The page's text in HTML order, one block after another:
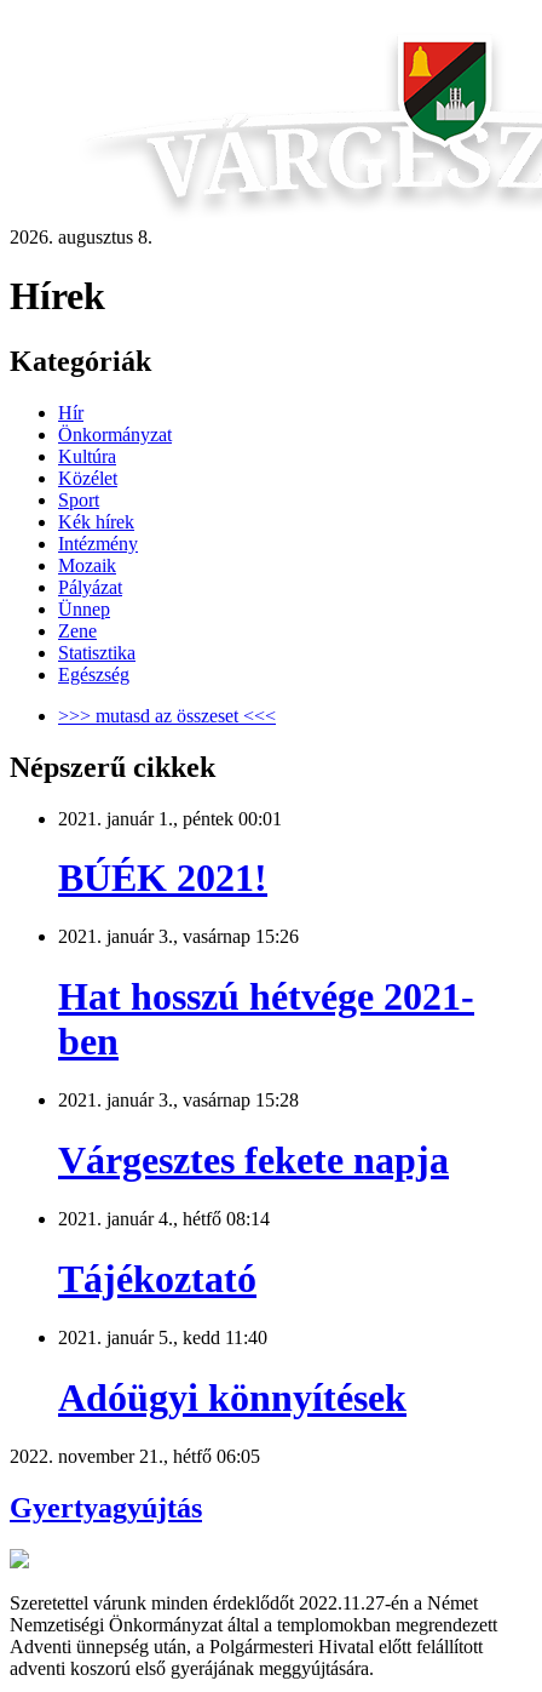
2026. augusztus 8.
Hírek
Kategóriák
Hír
Önkormányzat
Kultúra
Közélet
Sport
Kék hírek
Intézmény
Mozaik
Pályázat
Ünnep
Zene
Statisztika
Egészség
>>> mutasd az összeset <<<
Népszerű cikkek
2021. január 1., péntek 00:01
BÚÉK 2021!
2021. január 3., vasárnap 15:26
Hat hosszú hétvége 2021-
ben
2021. január 3., vasárnap 15:28
Várgesztes fekete napja
2021. január 4., hétfő 08:14
Tájékoztató
2021. január 5., kedd 11:40
Adóügyi könnyítések
2022. november 21., hétfő 06:05
Gyertyagyújtás
Szeretettel várunk minden érdeklődőt 2022.11.27-én a Német
Nemzetiségi Önkormányzat által a templomokban megrendezett
Adventi ünnepség után, a Polgármesteri Hivatal előtt felállított
adventi koszorú első gyerájának meggyújtására.